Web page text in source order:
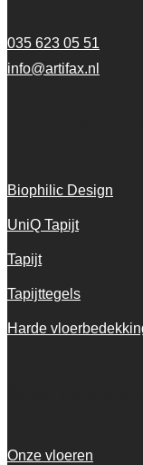
035 623 05 51
info@artifax.nl
Biophilic Design
UniQ Tapijt
Tapijt
Tapijttegels
Harde
Onze vloeren